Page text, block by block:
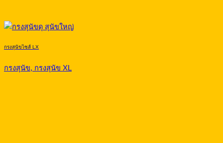
กรงสุนัขไซส์ LX
กรงสุนัข, กรงสุนัข XL